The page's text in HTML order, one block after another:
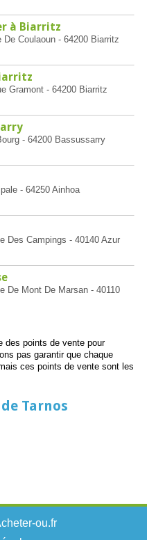
à Biarritz
Coulaoun - 64200 Biarritz
Gramont - 64200 Biarritz
- 64200 Bassussarry
- 64250 Ainhoa
Des Campings - 40140 Azur
De Mont De Marsan - 40110
des points de vente pour
pas garantir que chaque
ces points de vente sont les
Tarnos
ou.fr